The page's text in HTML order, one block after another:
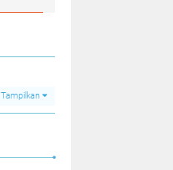
Tampilkan